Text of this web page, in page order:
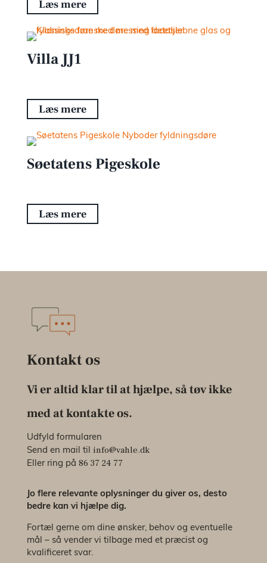
Læs mere
Villa JJ1
Læs mere
Søetatens Pigeskole
Læs mere
Kontakt os
Vi er altid klar til at hjælpe, så tøv ikke
med at kontakte os.
Udfyld formularen
Send en mail til info@vahle.dk
Eller ring på 86 37 24 77
Jo flere relevante oplysninger du giver os, desto
bedre kan vi hjælpe dig.
Fortæl gerne om dine ønsker, behov og eventuelle
mål – så vender vi tilbage med et præcist og
kvalificeret svar.